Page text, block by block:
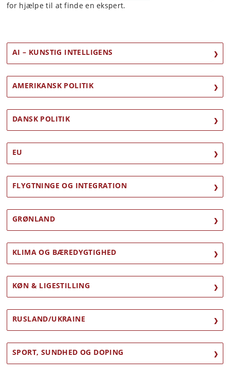
for hjælpe til at finde en ekspert.
AI – KUNSTIG INTELLIGENS
AMERIKANSK POLITIK
DANSK POLITIK
EU
FLYGTNINGE OG INTEGRATION
GRØNLAND
KLIMA OG BÆREDYGTIGHED
KØN & LIGESTILLING
RUSLAND/UKRAINE
SPORT, SUNDHED OG DOPING